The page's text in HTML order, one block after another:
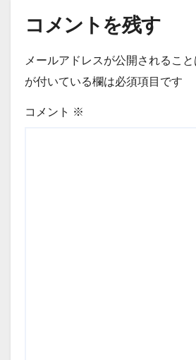
コメントを残す
メールアドレスが公開されること
が付いている欄は必須項目です
コメント ※